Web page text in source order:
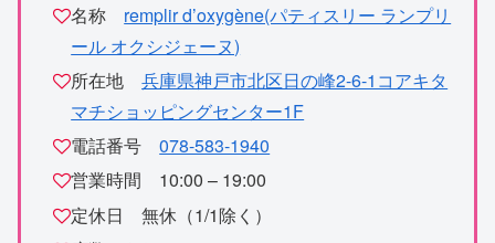
名称 remplir d’oxygène(パティスリー ランプリ
ール オクシジェーヌ)
所在地兵庫県神戸市北区日の峰2-6-1コアキタ
マチショッピングセンター1F
電話番号078-583-1940
営業時間 10:00 – 19:00
定休日 無休（1/1除く）